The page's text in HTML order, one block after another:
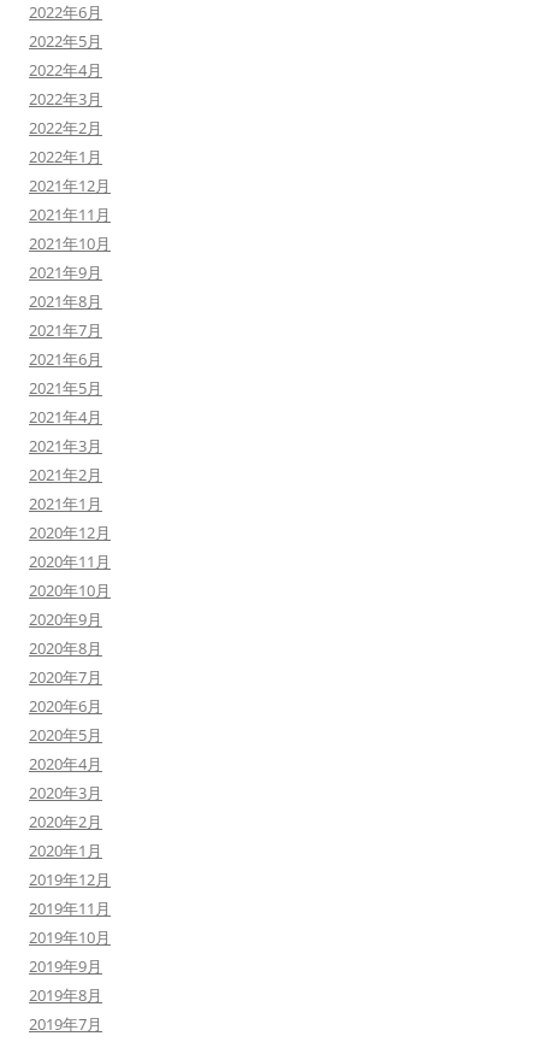
2022年6月
2022年5月
2022年4月
2022年3月
2022年2月
2022年1月
2021年12月
2021年11月
2021年10月
2021年9月
2021年8月
2021年7月
2021年6月
2021年5月
2021年4月
2021年3月
2021年2月
2021年1月
2020年12月
2020年11月
2020年10月
2020年9月
2020年8月
2020年7月
2020年6月
2020年5月
2020年4月
2020年3月
2020年2月
2020年1月
2019年12月
2019年11月
2019年10月
2019年9月
2019年8月
2019年7月